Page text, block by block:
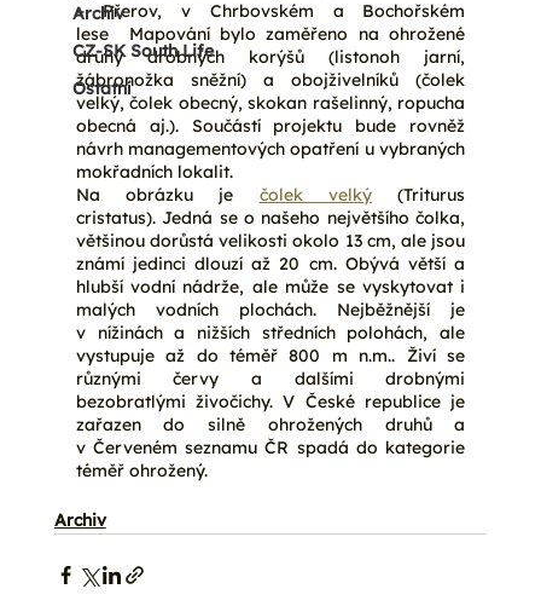
Archiv
CZ-SK South Life
Ostatní
– Přerov, v Chrbovském a Bochořském
lese  Mapování bylo zaměřeno na ohrožené
druhy drobných korýšů (listonoh jarní,
žábronožka sněžní) a obojživelníků (čolek
velký, čolek obecný, skokan rašelinný, ropucha
obecná aj.). Součástí projektu bude rovněž
návrh managementových opatření u vybraných
mokřadních lokalit.
Na obrázku je čolek velký (Triturus
cristatus). Jedná se o našeho největšího čolka,
většinou dorůstá velikosti okolo 13 cm, ale jsou
známí jedinci dlouzí až 20 cm. Obývá větší a
hlubší vodní nádrže, ale může se vyskytovat i
malých vodních plochách. Nejběžnější je
v nížinách a nižších středních polohách, ale
vystupuje až do téměř 800 m n.m.. Živí se
různými červy a dalšími drobnými
bezobratlými živočichy. V České republice je
zařazen do silně ohrožených druhů a
v Červeném seznamu ČR spadá do kategorie
téměř ohrožený.
Archiv